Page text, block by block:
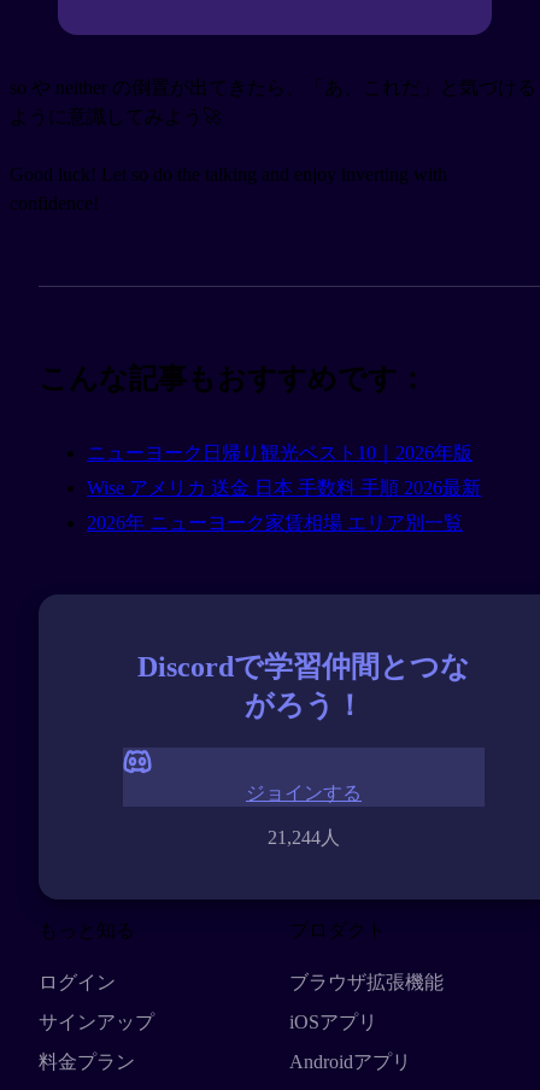
so や neither の倒置が出てきたら、「あ、これだ」と気づける
ように意識してみよう🚀
Good luck! Let so do the talking and enjoy inverting with
confidence!
こんな記事もおすすめです：
ニューヨーク日帰り観光ベスト10｜2026年版
Wise アメリカ 送金 日本 手数料 手順 2026最新
2026年 ニューヨーク家賃相場 エリア別一覧
Discordで学習仲間とつな
がろう！
21,244人
ジョインする
もっと知る
ログイン
サインアップ
料金プラン
プロダクト
ブラウザ拡張機能
iOSアプリ
Androidアプリ